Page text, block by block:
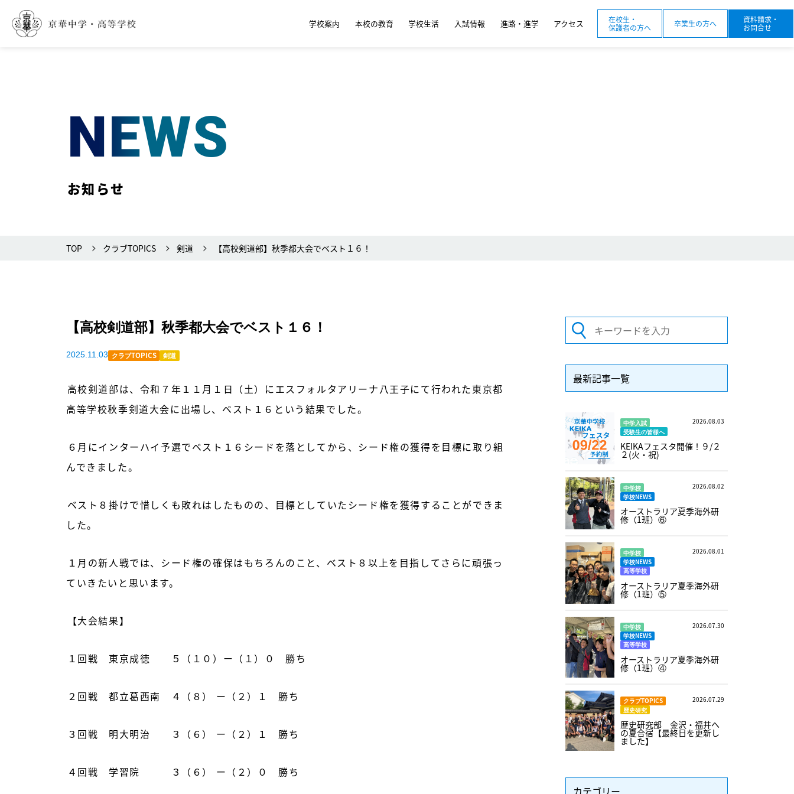
学校案内 本校の教育 学校生活 入試情報 進路・進学 アクセス
在校生・
保護者の方へ
卒業生の方へ
資料請求・
お問合せ
NEWS
お知らせ
TOP クラブTOPICS 剣道 【高校剣道部】秋季都大会でベスト１６！
【高校剣道部】秋季都大会でベスト１６！
2025.11.03 クラブTOPICS 剣道
高校剣道部は、令和７年１１月１日（土）にエスフォルタアリーナ八王子にて行われた東京都
高等学校秋季剣道大会に出場し、ベスト１６という結果でした。
６月にインターハイ予選でベスト１６シードを落としてから、シード権の獲得を目標に取り組
んできました。
ベスト８掛けで惜しくも敗れはしたものの、目標としていたシード権を獲得することができま
した。
１月の新人戦では、シード権の確保はもちろんのこと、ベスト８以上を目指してさらに頑張っ
ていきたいと思います。
【大会結果】
１回戦 東京成徳 ５（１０）ー（１）０ 勝ち
２回戦 都立葛西南 ４（８） ー（２）１ 勝ち
３回戦 明大明治 ３（６） ー（２）１ 勝ち
４回戦 学習院 ３（６） ー（２）０ 勝ち
最新記事一覧
中学入試
受験生の皆様へ
2026.08.03
KEIKAフェスタ開催！９/２
２(火・祝)
中学校
学校NEWS
2026.08.02
オーストラリア夏季海外研
修（1班）⑥
中学校
学校NEWS
高等学校
2026.08.01
オーストラリア夏季海外研
修（1班）⑤
中学校
学校NEWS
高等学校
2026.07.30
オーストラリア夏季海外研
修（1班）④
クラブTOPICS
歴史研究
2026.07.29
歴史研究部 金沢・福井へ
の夏合宿【最終日を更新し
ました】
カテゴリー